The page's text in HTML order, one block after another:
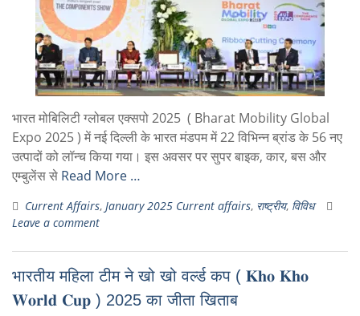
भारत मोबिलिटी ग्लोबल एक्सपो 2025 ( Bharat Mobility Global
Expo 2025 ) में नई दिल्ली के भारत मंडपम में 22 विभिन्न ब्रांड के 56 नए
उत्पादों को लॉन्च किया गया। इस अवसर पर सुपर बाइक, कार, बस और
एम्बुलेंस से Read More …
Current Affairs, January 2025 Current affairs, राष्ट्रीय, विविध
Leave a comment
भारतीय महिला टीम ने खो खो वर्ल्ड कप ( 𝐊𝐡𝐨 𝐊𝐡𝐨
𝐖𝐨𝐫𝐥𝐝 𝐂𝐮𝐩 ) 2025 का जीता खिताब